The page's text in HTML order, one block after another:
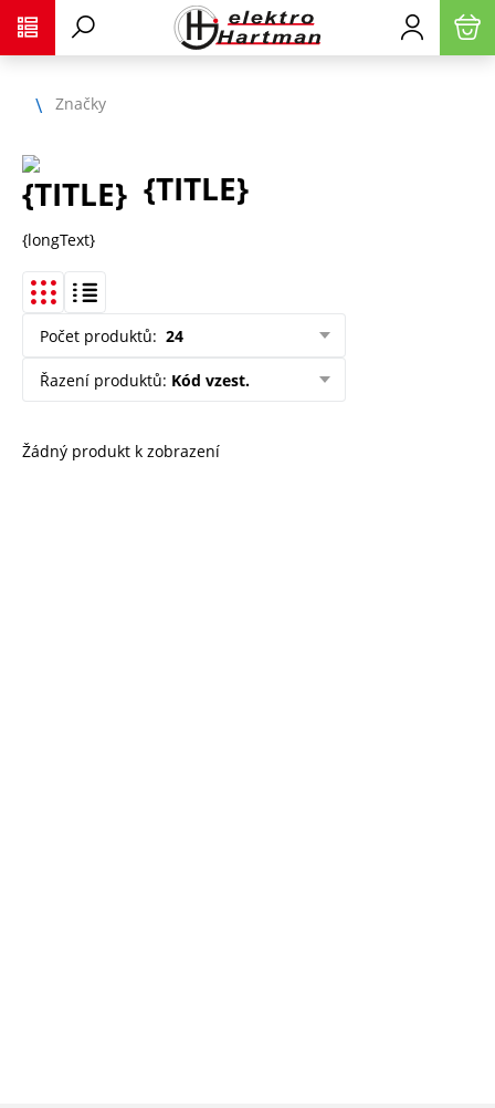
Značky
{TITLE}
{longText}
Počet produktů: 24
Řazení produktů: Kód vzest.
Žádný produkt k zobrazení